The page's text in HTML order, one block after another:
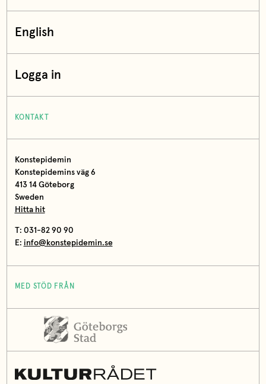
English
Logga in
KONTAKT
Konstepidemin
Konstepidemins väg 6
413 14 Göteborg
Sweden
Hitta hit
T: 031-82 90 90
E: info@konstepidemin.se
MED STÖD FRÅN